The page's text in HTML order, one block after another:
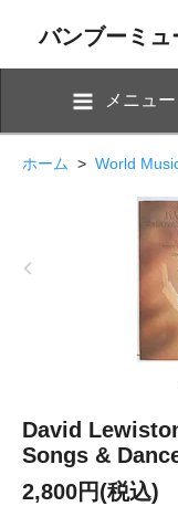
バンブーミ
メニュー
ホーム > World
David
Songs &
2,800円(税込)